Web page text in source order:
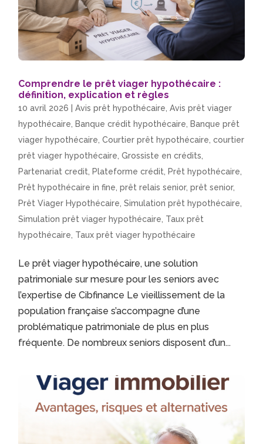
Comprendre le prêt viager hypothécaire :
définition, explication et règles
10 avril 2026 |Avis prêt hypothécaire,Avis prêt viager
hypothécaire, Banque crédit hypothécaire, Banque prêt
viager hypothécaire,Courtier prêt hypothécaire,courtier
prêt viager hypothécaire,Grossiste en crédits,
Partenariat credit, Plateforme crédit, Prêt hypothécaire,
Prêt hypothécaire in fine,prêt relais senior,prêt senior,
Prêt Viager Hypothécaire,Simulation prêt hypothécaire,
Simulation prêt viager hypothécaire, Taux prêt
hypothécaire, Taux prêt viager hypothécaire
Le prêt viager hypothécaire, une solution
patrimoniale sur mesure pour les seniors avec
l’expertise de Cibfinance Le vieillissement de la
population française s’accompagne d’une
problématique patrimoniale de plus en plus
fréquente. De nombreux seniors disposent d’un...